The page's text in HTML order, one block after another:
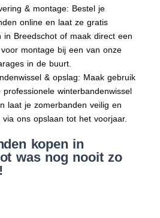
& montage: Bestel je
online en laat ze gratis
in Breedschot of maak direct een
montage bij een van onze
in de buurt.
& opslag: Maak gebruik
professionele winterbandenwissel
laat je zomerbanden veilig en
via ons opslaan tot het voorjaar.
kopen in
was nog nooit zo